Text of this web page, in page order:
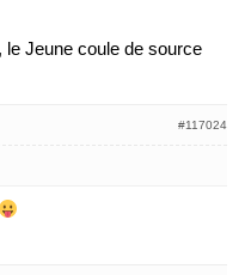
le Jeune coule de source
#117024